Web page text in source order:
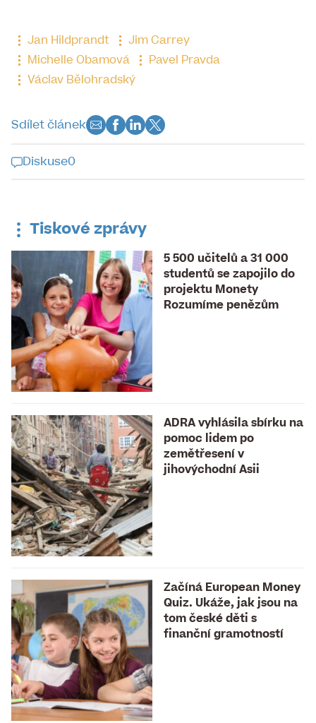
Jan Hildprandt
Jim Carrey
Michelle Obamová
Pavel Pravda
Václav Bělohradský
Sdílet článek
Diskuse0
uzavřena
Tiskové zprávy
5 500 učitelů a 31 000
studentů se zapojilo do
projektu Monety
Rozumíme penězům
ADRA vyhlásila sbírku na
pomoc lidem po
zemětřesení v
jihovýchodní Asii
Začíná European Money
Quiz. Ukáže, jak jsou na
tom české děti s
finanční gramotností